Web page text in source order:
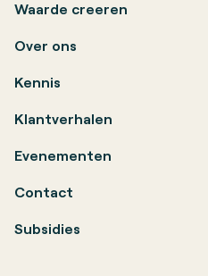
Waarde creeren
Over ons
Kennis
Klantverhalen
Evenementen
Contact
Subsidies